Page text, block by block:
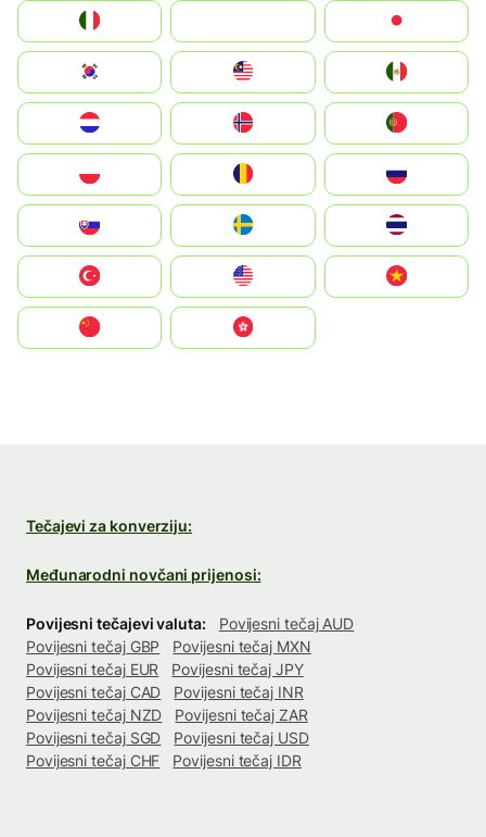
South Korea
United States
中國香港特別行政區
Tečajevi za konverziju:
Međunarodni novčani prijenosi:
Povijesni tečajevi valuta:
Povijesni tečaj AUD
Povijesni tečaj GBP
Povijesni tečaj MXN
Povijesni tečaj EUR
Povijesni tečaj JPY
Povijesni tečaj CAD
Povijesni tečaj INR
Povijesni tečaj NZD
Povijesni tečaj ZAR
Povijesni tečaj SGD
Povijesni tečaj USD
Povijesni tečaj CHF
Povijesni tečaj IDR